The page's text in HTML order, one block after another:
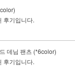
후기입니다.
데님 팬츠 (*6color)
후기입니다.